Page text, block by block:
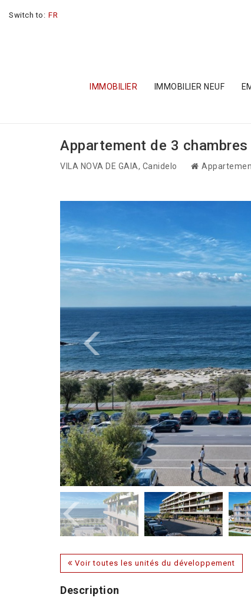
Switch to: FR
IMMOBILIER IMMOBILIER NEUF
Appartement de 3
VILA NOVA DE GAIA, Canidelo
Voir toutes les unités du développement
Description